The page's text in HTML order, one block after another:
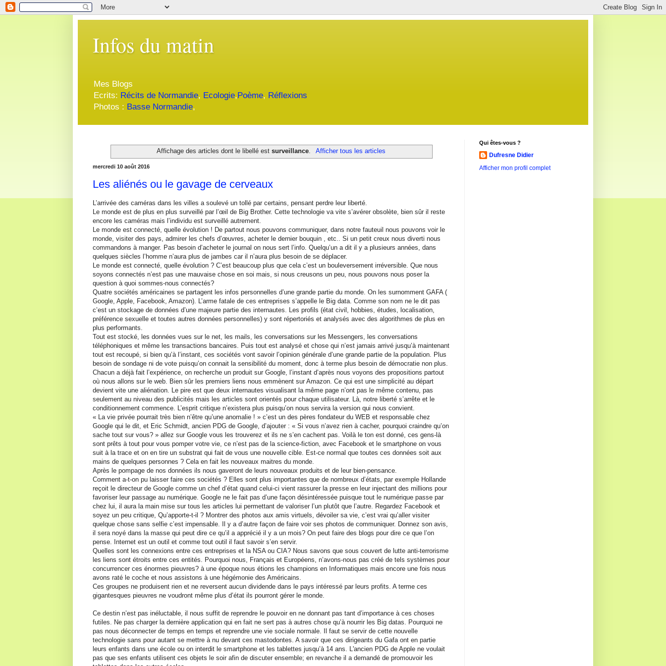
Infos du matin
Mes Blogs
Ecrits: Récits de Normandie, Ecologie, Poème, Réflexions
Photos : Basse Normandie,
Affichage des articles dont le libellé estsurveillance. Afficher tous les articles
mercredi 10 août 2016
Les aliénés ou le gavage de cerveaux
L’arrivée des caméras dans les villes a soulevé un tollé par certains, pensant perdre leur liberté.
Le monde est de plus en plus surveillé par l’œil de Big Brother. Cette technologie va vite s’avérer obsolète, bien sûr il reste
encore les caméras mais l’individu est surveillé autrement.
Le monde est connecté, quelle évolution ! De partout nous pouvons communiquer, dans notre fauteuil nous pouvons voir le
monde, visiter des pays, admirer les chefs d’œuvres, acheter le dernier bouquin , etc.. Si un petit creux nous diverti nous
commandons à manger. Pas besoin d’acheter le journal on nous sert l’info. Quelqu’un a dit il y a plusieurs années, dans
quelques siècles l’homme n’aura plus de jambes car il n’aura plus besoin de se déplacer.
Le monde est connecté, quelle évolution ? C’est beaucoup plus que cela c’est un bouleversement irréversible. Que nous
soyons connectés n’est pas une mauvaise chose en soi mais, si nous creusons un peu, nous pouvons nous poser la
question à quoi sommes-nous connectés?
Quatre sociétés américaines se partagent les infos personnelles d’une grande partie du monde. On les surnomment GAFA (
Google, Apple, Facebook, Amazon). L’arme fatale de ces entreprises s’appelle le Big data. Comme son nom ne le dit pas
c’est un stockage de données d’une majeure partie des internautes. Les profils (état civil, hobbies, études, localisation,
préférence sexuelle et toutes autres données personnelles) y sont répertoriés et analysés avec des algorithmes de plus en
plus performants.
Tout est stocké, les données vues sur le net, les mails, les conversations sur les Messengers, les conversations
téléphoniques et même les transactions bancaires. Puis tout est analysé et chose qui n’est jamais arrivé jusqu’à maintenant
tout est recoupé, si bien qu’à l’instant, ces sociétés vont savoir l’opinion générale d’une grande partie de la population. Plus
besoin de sondage ni de vote puisqu’on connait la sensibilité du moment, donc à terme plus besoin de démocratie non plus.
Chacun a déjà fait l’expérience, on recherche un produit sur Google, l’instant d’après nous voyons des propositions partout
où nous allons sur le web. Bien sûr les premiers liens nous emmènent sur Amazon. Ce qui est une simplicité au départ
devient vite une aliénation. Le pire est que deux internautes visualisant la même page n’ont pas le même contenu, pas
seulement au niveau des publicités mais les articles sont orientés pour chaque utilisateur. Là, notre liberté s’arrête et le
conditionnement commence. L’esprit critique n’existera plus puisqu’on nous servira la version qui nous convient.
« La vie privée pourrait très bien n’être qu’une anomalie ! » c’est un des pères fondateur du WEB et responsable chez
Google qui le dit, et Eric Schmidt, ancien PDG de Google, d’ajouter : « Si vous n’avez rien à cacher, pourquoi craindre qu’on
sache tout sur vous? » allez sur Google vous les trouverez et ils ne s’en cachent pas. Voilà le ton est donné, ces gens-là
sont prêts à tout pour vous pomper votre vie, ce n’est pas de la science-fiction, avec Facebook et le smartphone on vous
suit à la trace et on en tire un substrat qui fait de vous une nouvelle cible. Est-ce normal que toutes ces données soit aux
mains de quelques personnes ? Cela en fait les nouveaux maitres du monde.
Après le pompage de nos données ils nous gaveront de leurs nouveaux produits et de leur bien-pensance.
Comment a-t-on pu laisser faire ces sociétés ? Elles sont plus importantes que de nombreux d’états, par exemple Hollande
reçoit le directeur de Google comme un chef d’état quand celui-ci vient rassurer la presse en leur injectant des millions pour
favoriser leur passage au numérique. Google ne le fait pas d’une façon désintéressée puisque tout le numérique passe par
chez lui, il aura la main mise sur tous les articles lui permettant de valoriser l’un plutôt que l’autre. Regardez Facebook et
soyez un peu critique, Qu’apporte-t-il ? Montrer des photos aux amis virtuels, dévoiler sa vie, c’est vrai qu’aller visiter
quelque chose sans selfie c’est impensable. Il y a d’autre façon de faire voir ses photos de communiquer. Donnez son avis,
il sera noyé dans la masse qui peut dire ce qu’il a apprécié il y a un mois? On peut faire des blogs pour dire ce que l’on
pense. Internet est un outil et comme tout outil il faut savoir s’en servir.
Quelles sont les connexions entre ces entreprises et la NSA ou CIA? Nous savons que sous couvert de lutte anti-terrorisme
les liens sont étroits entre ces entités. Pourquoi nous, Français et Européens, n’avons-nous pas créé de tels systèmes pour
concurrencer ces énormes pieuvres? à une époque nous étions les champions en Informatiques mais encore une fois nous
avons raté le coche et nous assistons à une hégémonie des Américains.
Ces groupes ne produisent rien et ne reversent aucun dividende dans le pays intéressé par leurs profits. A terme ces
gigantesques pieuvres ne voudront même plus d’état ils pourront gérer le monde.
Ce destin n’est pas inéluctable, il nous suffit de reprendre le pouvoir en ne donnant pas tant d’importance à ces choses
futiles. Ne pas charger la dernière application qui en fait ne sert pas à autres chose qu’à nourrir les Big datas. Pourquoi ne
pas nous déconnecter de temps en temps et reprendre une vie sociale normale. Il faut se servir de cette nouvelle
technologie sans pour autant se mettre à nu devant ces mastodontes. A savoir que ces dirigeants du Gafa ont en partie
leurs enfants dans une école ou on interdit le smartphone et les tablettes jusqu’à 14 ans. L'ancien PDG de Apple ne voulait
pas que ses enfants utilisent ces objets le soir afin de discuter ensemble; en revanche il a demandé de promouvoir les
Qui êtes-vous ?
Dufresne Didier
Afficher mon profil complet